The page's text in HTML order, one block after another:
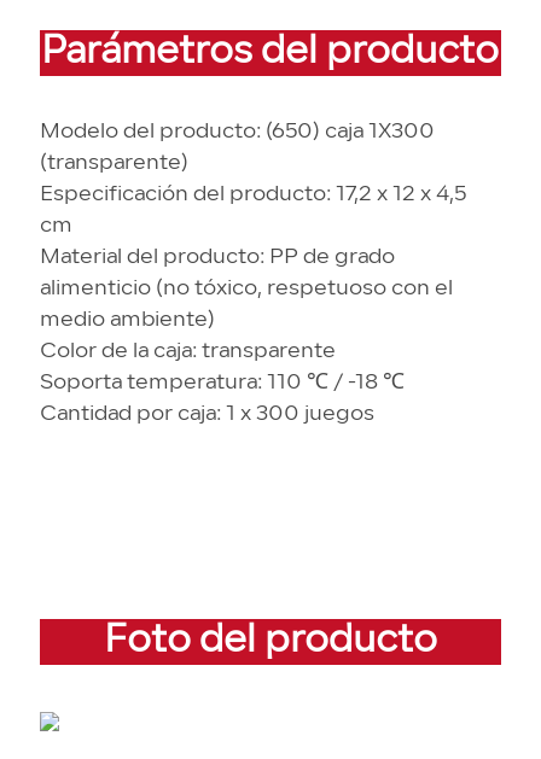
Parámetros del producto
Modelo del producto: (650) caja 1X300
(transparente)
Especificación del producto: 17,2 x 12 x 4,5
cm
Material del producto: PP de grado
alimenticio (no tóxico, respetuoso con el
medio ambiente)
Color de la caja: transparente
Soporta temperatura: 110 ℃ / -18 ℃
Cantidad por caja: 1 x 300 juegos
Foto del producto